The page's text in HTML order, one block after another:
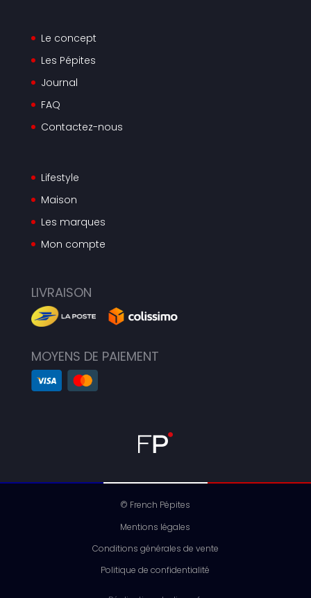
Le concept
Les Pépites
Journal
FAQ
Contactez-nous
Lifestyle
Maison
Les marques
Mon compte
LIVRAISON
MOYENS DE PAIEMENT
© French Pépites
Mentions légales
Conditions générales de vente
Politique de confidentialité